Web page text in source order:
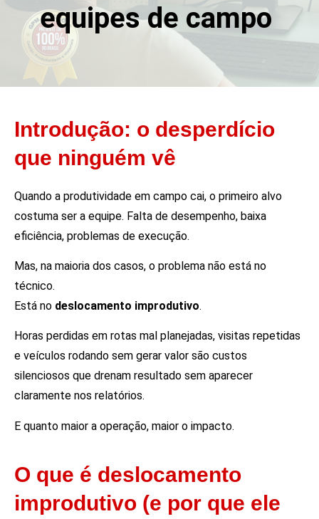
equipes de campo
Introdução: o desperdício
que ninguém vê
Quando a produtividade em campo cai, o primeiro alvo
costuma ser a equipe. Falta de desempenho, baixa
eficiência, problemas de execução.
Mas, na maioria dos casos, o problema não está no
técnico.
Está no deslocamento improdutivo.
Horas perdidas em rotas mal planejadas, visitas repetidas
e veículos rodando sem gerar valor são custos
silenciosos que drenam resultado sem aparecer
claramente nos relatórios.
E quanto maior a operação, maior o impacto.
O que é deslocamento
improdutivo (e por que ele